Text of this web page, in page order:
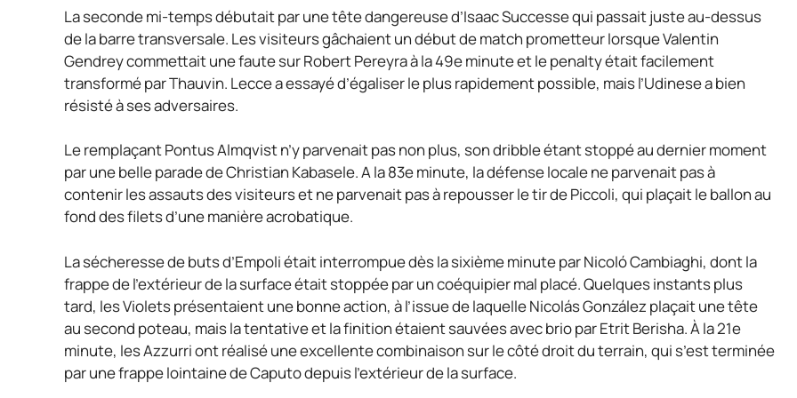
La seconde mi-temps débutait par une tête dangereuse d’Isaac Successe qui passait juste au-dessus
de la barre transversale. Les visiteurs gâchaient un début de match prometteur lorsque Valentin
Gendrey commettait une faute sur Robert Pereyra à la 49e minute et le penalty était facilement
transformé par Thauvin. Lecce a essayé d’égaliser le plus rapidement possible, mais l’Udinese a bien
résisté à ses adversaires.
Le remplaçant Pontus Almqvist n’y parvenait pas non plus, son dribble étant stoppé au dernier moment
par une belle parade de Christian Kabasele. A la 83e minute, la défense locale ne parvenait pas à
contenir les assauts des visiteurs et ne parvenait pas à repousser le tir de Piccoli, qui plaçait le ballon au
fond des filets d’une manière acrobatique.
La sécheresse de buts d’Empoli était interrompue dès la sixième minute par Nicoló Cambiaghi, dont la
frappe de l’extérieur de la surface était stoppée par un coéquipier mal placé. Quelques instants plus
tard, les Violets présentaient une bonne action, à l’issue de laquelle Nicolás González plaçait une tête
au second poteau, mais la tentative et la finition étaient sauvées avec brio par Etrit Berisha. À la 21e
minute, les Azzurri ont réalisé une excellente combinaison sur le côté droit du terrain, qui s’est terminée
par une frappe lointaine de Caputo depuis l’extérieur de la surface.